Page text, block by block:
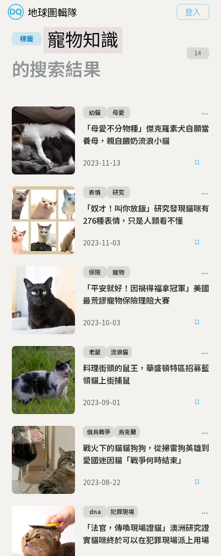
地球圖輯隊 登入
標籤
寵物知識
的搜索結果
14
「母愛不分物種」傑克羅素犬自願當
養母，親自餵奶流浪小貓
幼貓 母愛
2023-11-13
「奴才！叫你放飯」研究發現貓咪有
276種表情，只是人類看不懂
表情 研究
2023-11-03
「平安就好！因禍得福拿冠軍」美國
最荒謬寵物保險理賠大賽
保險 寵物
2023-10-03
料理街頭的鼠王，華盛頓特區招募藍
領貓上街捕鼠
老鼠 流浪貓
2023-09-01
戰火下的貓貓狗狗，從掃雷狗英雄到
愛國迷因貓「戰爭何時結束」
俄烏戰爭 烏克蘭
2023-08-22
「法官，傳喚現場證貓」澳洲研究證
實貓咪終於可以在犯罪現場派上用場
dna 犯罪現場